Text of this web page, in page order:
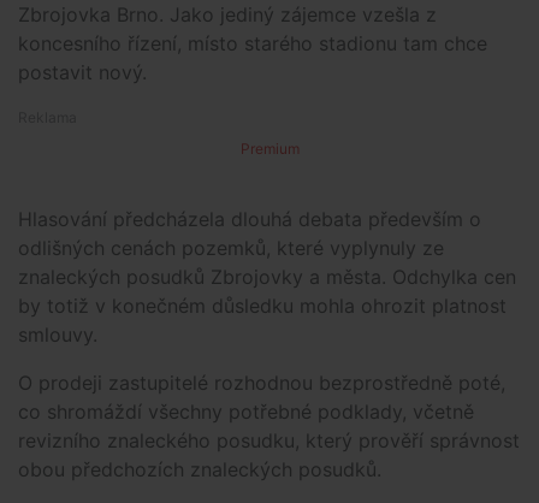
Zbrojovka Brno. Jako jediný zájemce vzešla z
koncesního řízení, místo starého stadionu tam chce
postavit nový.
Premium
Hlasování předcházela dlouhá debata především o
odlišných cenách pozemků, které vyplynuly ze
znaleckých posudků Zbrojovky a města. Odchylka cen
by totiž v konečném důsledku mohla ohrozit platnost
smlouvy.
O prodeji zastupitelé rozhodnou bezprostředně poté,
co shromáždí všechny potřebné podklady, včetně
revizního znaleckého posudku, který prověří správnost
obou předchozích znaleckých posudků.